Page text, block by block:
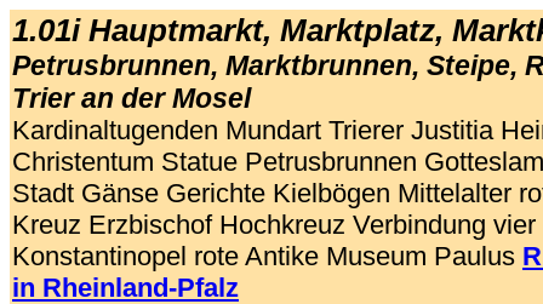
1.01i Hauptmarkt, Marktplatz,
Petrusbrunnen, Marktbrunnen, Steipe,
Trier an der Mosel
Kardinaltugenden Mundart Trierer Justitia
Christentum Statue Petrusbrunnen
Stadt Gänse Gerichte Kielbögen Mittelalter
Kreuz Erzbischof Hochkreuz Verbindung
Konstantinopel rote Antike Museum Paulus
in Rheinland-Pfalz